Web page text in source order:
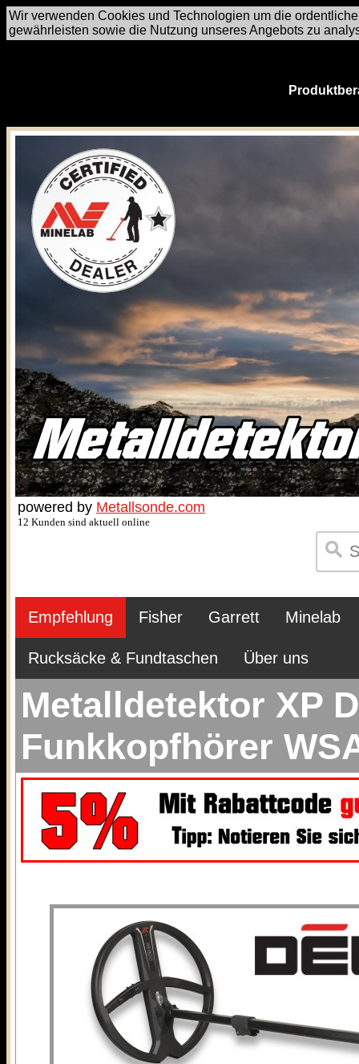
Wir verwenden Cookies und Technologien um die
gewährleisten sowie die Nutzung unseres Angebots zu
powered by Metallsonde.com
12 Kunden sind aktuell online
Empfehlung Fisher Garrett Minelab
Rucksäcke & Fundtaschen Über uns
Metalldetektor XP
Funkkopfhörer